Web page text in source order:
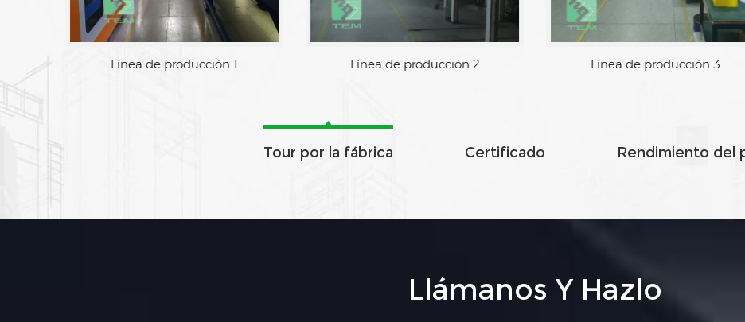
Área de fabrica Línea de producción 1 Línea de producción 2
Tour por la fábrica Certificado Rendimiento del
Llámanos Y Hazlo